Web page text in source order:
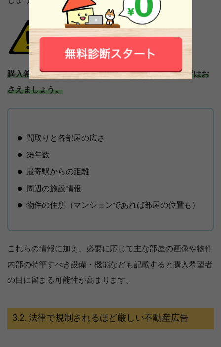
購入希望者が必要としている以下の5つの情報をまずはお
さえましょう。
間取りと各部屋の広さ
築年数
最寄駅からの距離
周辺の施設情報
物件の住所（マンションであれば部屋の位置も）
これらの情報に加え、必要に応じて主な部屋の画像や物件
内部の特筆すべき設備・機能なども記載すると購入希望者
の目に留まる可能性が高まります。
法律で規制されるほど厳しい不動産広告